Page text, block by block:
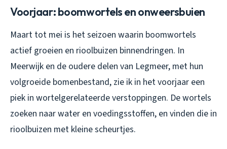
Voorjaar: boomwortels en onweersbuien
Maart tot mei is het seizoen waarin boomwortels
actief groeien en rioolbuizen binnendringen. In
Meerwijk en de oudere delen van Legmeer, met hun
volgroeide bomenbestand, zie ik in het voorjaar een
piek in wortelgerelateerde verstoppingen. De wortels
zoeken naar water en voedingsstoffen, en vinden die in
rioolbuizen met kleine scheurtjes.